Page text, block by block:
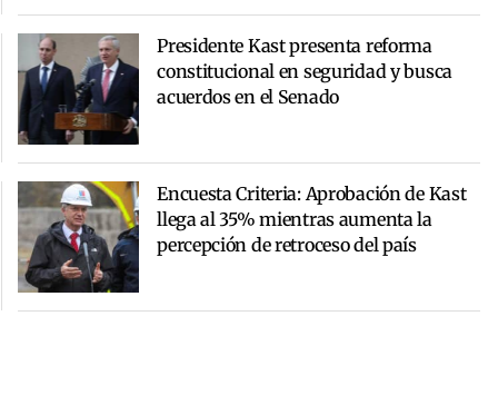
Presidente Kast presenta reforma
constitucional en seguridad y busca
acuerdos en el Senado
Encuesta Criteria: Aprobación de Kast
llega al 35% mientras aumenta la
percepción de retroceso del país